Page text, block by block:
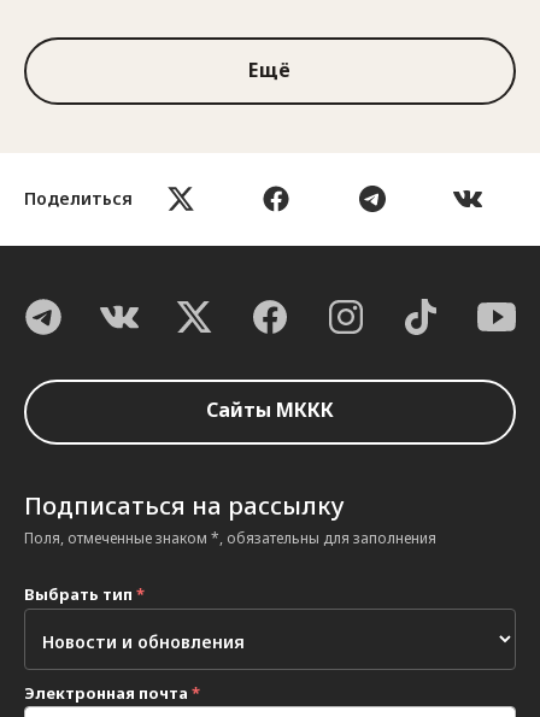
Поделиться
Ещё
Сайты МККК
Подписаться на рассылку
Поля, отмеченные знаком *, обязательны для заполнения
Выбрать тип *
Электронная почта *